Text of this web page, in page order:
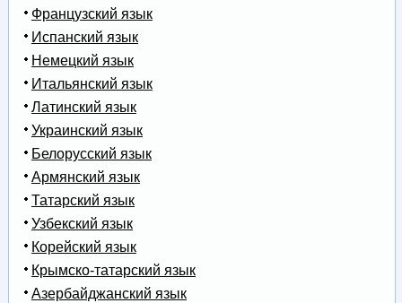
Французский язык
Испанский язык
Немецкий язык
Итальянский язык
Латинский язык
Украинский язык
Белорусский язык
Армянский язык
Татарский язык
Узбекский язык
Корейский язык
Крымско-татарский язык
Азербайджанский язык